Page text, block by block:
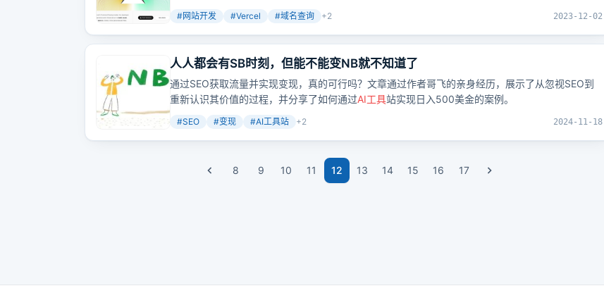
#网站开发 #Vercel #域名查询 +2 2023-12-02
人人都会有SB时刻，但能不能变NB就不知道了
通过SEO获取流量并实现变现，真的可行吗？文章通过作者哥飞的亲身经历，展示了从忽视SEO到
重新认识其价值的过程，并分享了如何通过AI工具站实现日入500美金的案例。
#SEO #变现 #AI工具站 +2 2024-11-18
8 9 10 11 12 13 14 15 16 17